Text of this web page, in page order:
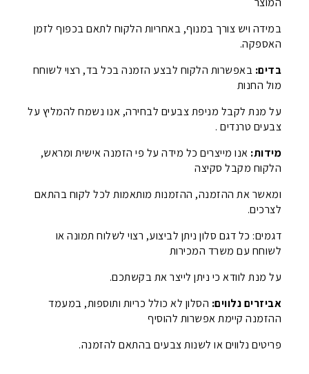
במידה ויש צורך במנוף, באחריות הלקוח לתאם בכפוף לזמן
האספקה.
בדים: באפשרות הלקוח לבצע הזמנה בכל בד, רצוי לשוחח
מול החנות
על מנת לקבל מניפת צבעים לבחירה, אנו נשמח להמליץ על
צבעים טרנדים .
מידות: אנו מייצרים כל מידה על פי הזמנה אישית ומראש,
הלקוח מקבל סקיצה
ומאשר את ההזמנה, ההזמנות מותאמות לכל לקוח בהתאם
לצרכים.
דגמים: כל דגם סלון ניתן לביצוע, רצוי לשלוח תמונה או
לשוחח עם משרד המכירות
על מנת לוודא כי ניתן לייצר את בקשתכם.
אביזרים נלווים: הסלון לא כולל כריות ותוספות, במעמד
ההזמנה קיימת אפשרות להוסיף
פריטים נלווים או לשנות צבעים בהתאם להזמנה.